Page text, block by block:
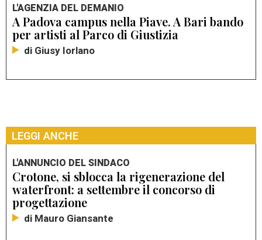
L'AGENZIA DEL DEMANIO
A Padova campus nella Piave. A Bari bando
per artisti al Parco di Giustizia
di Giusy Iorlano
LEGGI ANCHE
L'ANNUNCIO DEL SINDACO
Crotone, si sblocca la rigenerazione del
waterfront: a settembre il concorso di
progettazione
di Mauro Giansante